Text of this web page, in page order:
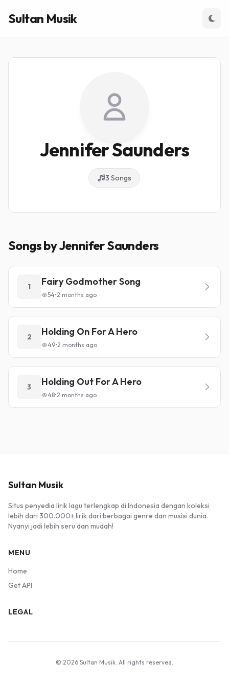
Sultan Musik
Jennifer Saunders
3 Songs
Songs by Jennifer Saunders
1 Fairy Godmother Song
54•2 months ago
2 Holding On For A Hero
49•2 months ago
3 Holding Out For A Hero
48•2 months ago
Sultan Musik
Situs penyedia lirik lagu terlengkap di Indonesia dengan koleksi
lebih dari 300.000+ lirik dari berbagai genre dan musisi dunia.
Nyanyi jadi lebih seru dan mudah!
MENU
Home
Get API
LEGAL
© 2026 Sultan Musik. All rights reserved.